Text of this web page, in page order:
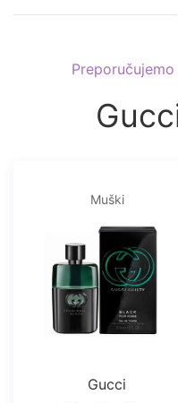
Muški
Gucci